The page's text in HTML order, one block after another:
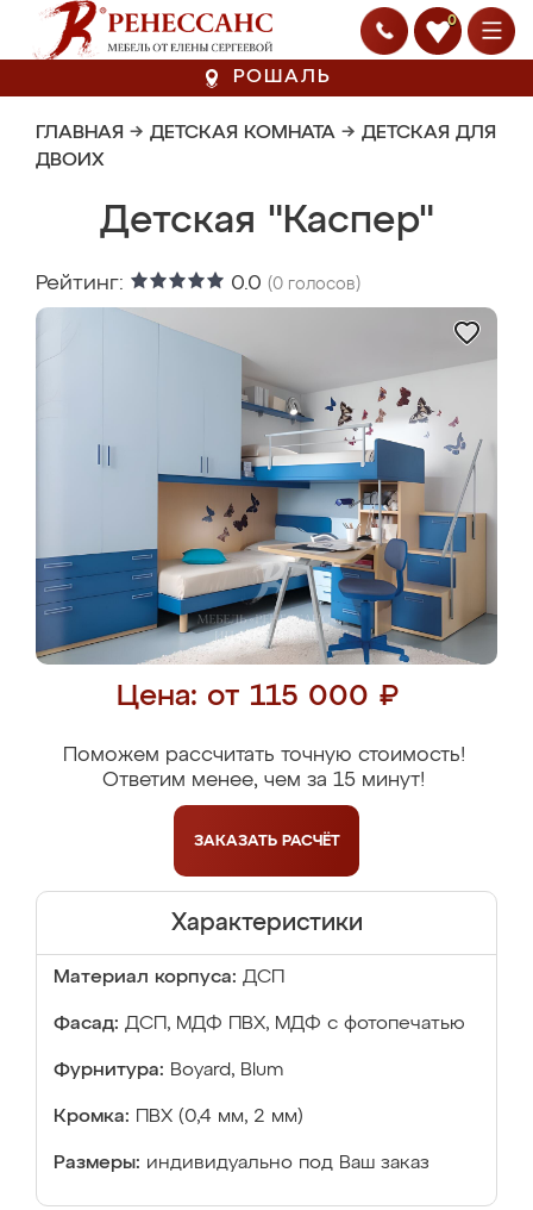
0
РОШАЛЬ
ГЛАВНАЯ → ДЕТСКАЯ КОМНАТА → ДЕТСКАЯ ДЛЯ
ДВОИХ
Детская "Каспер"
Рейтинг: 0.0 (0 голосов)
Цена: от 115 000 ₽
Поможем рассчитать точную стоимость!
Ответим менее, чем за 15 минут!
ЗАКАЗАТЬ РАСЧЁТ
Характеристики
Материал корпуса: ДСП
Фасад: ДСП, МДФ ПВХ, МДФ с фотопечатью
Фурнитура: Boyard, Blum
Кромка: ПВХ (0,4 мм, 2 мм)
Размеры: индивидуально под Ваш заказ